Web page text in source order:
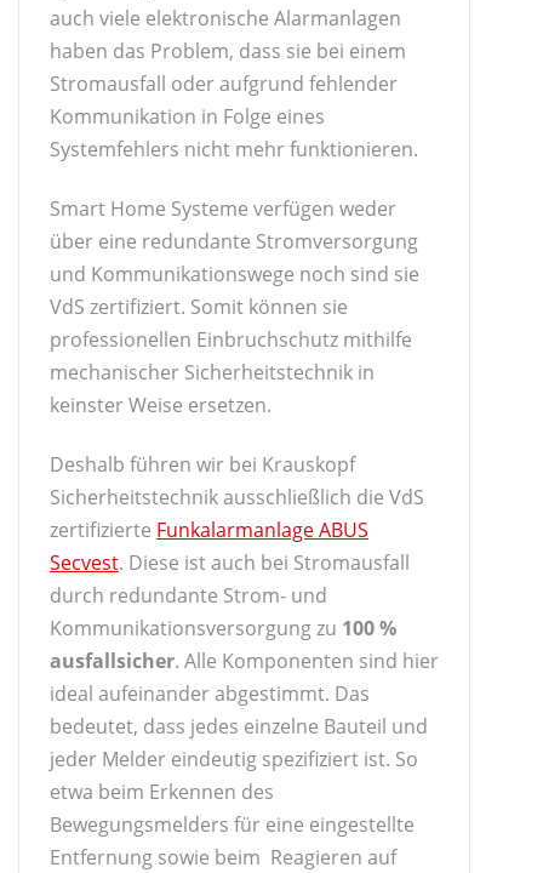
auch viele elektronische Alarmanlagen
haben das Problem, dass sie bei einem
Stromausfall oder aufgrund fehlender
Kommunikation in Folge eines
Systemfehlers nicht mehr funktionieren.
Smart Home Systeme verfügen weder
über eine redundante Stromversorgung
und Kommunikationswege noch sind sie
VdS zertifiziert. Somit können sie
professionellen Einbruchschutz mithilfe
mechanischer Sicherheitstechnik in
keinster Weise ersetzen.
Deshalb führen wir bei Krauskopf
Sicherheitstechnik ausschließlich die VdS
zertifizierte Funkalarmanlage ABUS
Secvest. Diese ist auch bei Stromausfall
durch redundante Strom- und
Kommunikationsversorgung zu 100 %
ausfallsicher. Alle Komponenten sind hier
ideal aufeinander abgestimmt. Das
bedeutet, dass jedes einzelne Bauteil und
jeder Melder eindeutig spezifiziert ist. So
etwa beim Erkennen des
Bewegungsmelders für eine eingestellte
Entfernung sowie beim Reagieren auf